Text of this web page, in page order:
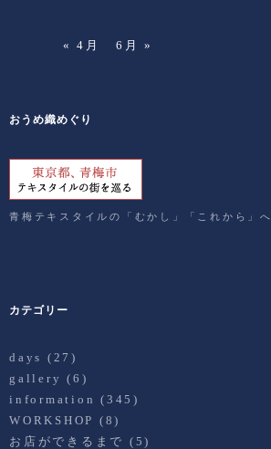
« 4月 6月 »
おうめ織めぐり
青梅テキスタイルの「むかし」「これから」へ
カテゴリー
days (27)
gallery (6)
information (345)
WORKSHOP (8)
お店ができるまで (5)